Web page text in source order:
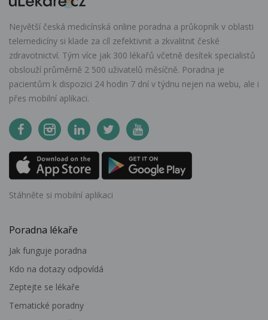
Největší česká medicínská online poradna a průkopník v oblasti
telemedicíny si klade za cíl zefektivnit a zkvalitnit české
zdravotnictví. Tým více jak 300 lékařů včetně desítek specialistů
obslouží průměrně 2 500 uživatelů měsíčně. Poradna je
pacientům k dispozici 24 hodin 7 dní v týdnu nejen na webu, ale i
přes mobilní aplikaci.
Stáhněte si mobilní aplikaci
Poradna lékaře
Jak funguje poradna
Kdo na dotazy odpovídá
Zeptejte se lékaře
Tematické poradny